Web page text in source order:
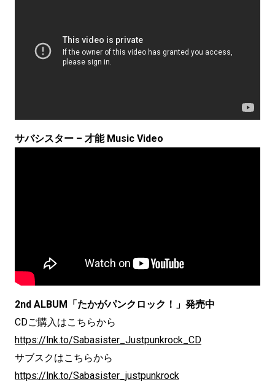
サバシスター – 才能 Music Video
2nd ALBUM「たかがパンクロック！」発売中
CDご購入はこちらから
https://lnk.to/Sabasister_Justpunkrock_CD
サブスクはこちらから
https://lnk.to/Sabasister_justpunkrock